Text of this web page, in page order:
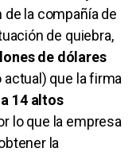
la compañía de
de quiebra,
de dólares
que la firma
14 altos
lo que la empresa
la